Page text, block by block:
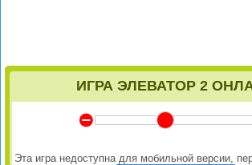
ИГРА ЭЛЕВАТОР 2
Y
Эта игра недоступна для мобильной версии,